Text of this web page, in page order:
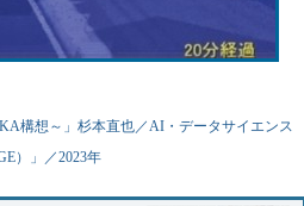
構想～」杉本直也／AI・データサイエンス
）」／2023年